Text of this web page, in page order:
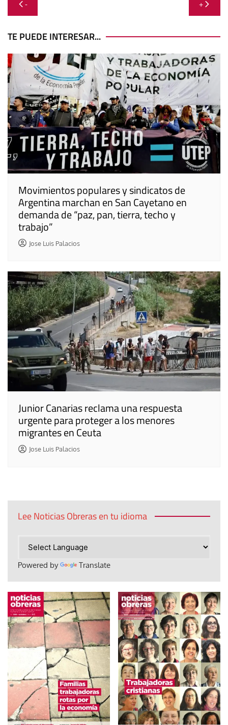
de
entradas
- +
TE PUEDE INTERESAR...
Movimientos populares y sindicatos de
Argentina marchan en San Cayetano en
demanda de “paz, pan, tierra, techo y
trabajo”
Jose Luis Palacios
Junior Canarias reclama una respuesta
urgente para proteger a los menores
migrantes en Ceuta
Jose Luis Palacios
Lee Noticias Obreras en tu idioma
Powered by Translate